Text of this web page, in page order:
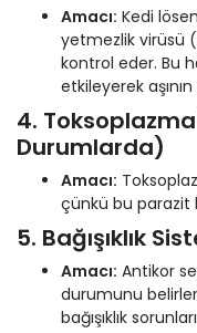
Amacı: Kedi
yetmezlik virüsü
kontrol eder. Bu
etkileyerek
4.
Durumlarda)
Amacı:
çünkü bu parazit
5. Bağışıklık
Amacı: Antikor
durumunu
bağışıklık